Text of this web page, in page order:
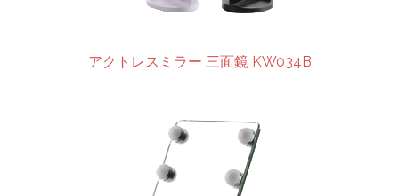
アクトレスミラー 三面鏡 KW034B